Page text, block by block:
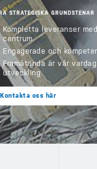
STRATEGISKA GRUNDSTENAR
Kompletta leveranser
centrum
Engagerade och
Framåtanda är vår
utveckling
Kontakta oss här